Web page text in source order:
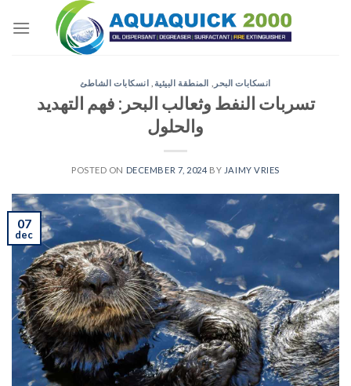
انسكابات البحر المنطقة البيئية انسكابات الشاطئ
تسربات النفط وثعالب البحر: فهم التهديد
والحلول
POSTED ON DECEMBER 7, 2024 BY JAIMY VRIES
07
dec